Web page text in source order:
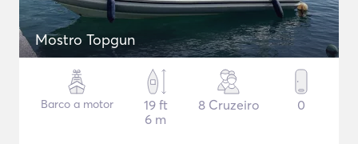
Mostro Topgun
Barco a motor
19 ft
6 m
8 Cruzeiro 0